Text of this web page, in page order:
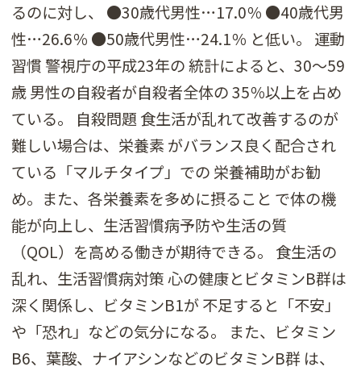
るのに対し、 ●30歳代男性…17.0％ ●40歳代男
性…26.6％ ●50歳代男性…24.1％ と低い。 運動
習慣 警視庁の平成23年の 統計によると、30～59
歳 男性の自殺者が自殺者全体の 35％以上を占め
ている。 自殺問題 食生活が乱れて改善するのが
難しい場合は、栄養素 がバランス良く配合され
ている「マルチタイプ」での 栄養補助がお勧
め。また、各栄養素を多めに摂ること で体の機
能が向上し、生活習慣病予防や生活の質
（QOL）を高める働きが期待できる。 食生活の
乱れ、生活習慣病対策 心の健康とビタミンB群は
深く関係し、ビタミンB1が 不足すると「不安」
や「恐れ」などの気分になる。 また、ビタミン
B6、葉酸、ナイアシンなどのビタミンB群 は、